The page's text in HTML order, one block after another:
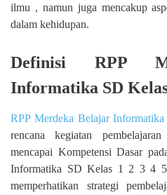
ilmu , namun juga mencakup
dalam kehidupan.
Definisi RPP
Informatika SD
RPP Merdeka Belajar
rencana kegiatan
mencapai Kompetensi Dasar
Informatika SD Kelas 1 2 3 4
memperhatikan strategi